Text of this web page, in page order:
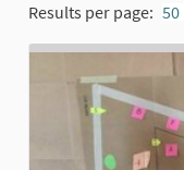
Results per page: 50